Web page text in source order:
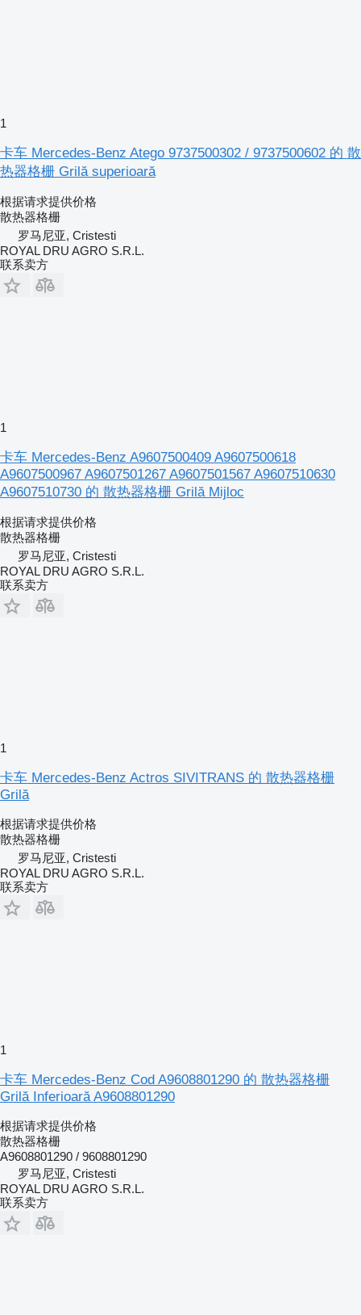
1
卡车 Mercedes-Benz Atego 9737500302 / 9737500602 的 散
热器格栅 Grilă superioară
根据请求提供价格
散热器格栅
罗马尼亚, Cristesti
ROYAL DRU AGRO S.R.L.
联系卖方
1
卡车 Mercedes-Benz A9607500409 A9607500618
A9607500967 A9607501267 A9607501567 A9607510630
A9607510730 的 散热器格栅 Grilă Mijloc
根据请求提供价格
散热器格栅
罗马尼亚, Cristesti
ROYAL DRU AGRO S.R.L.
联系卖方
1
卡车 Mercedes-Benz Actros SIVITRANS 的 散热器格栅
Grilă
根据请求提供价格
散热器格栅
罗马尼亚, Cristesti
ROYAL DRU AGRO S.R.L.
联系卖方
1
卡车 Mercedes-Benz Cod A9608801290 的 散热器格栅
Grilă Inferioară A9608801290
根据请求提供价格
散热器格栅
A9608801290 / 9608801290
罗马尼亚, Cristesti
ROYAL DRU AGRO S.R.L.
联系卖方